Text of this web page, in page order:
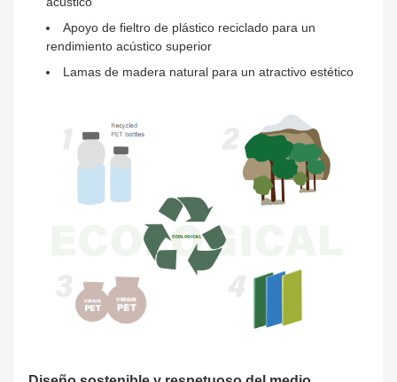
Apoyo de fieltro de plástico reciclado para un
rendimiento acústico superior
Lamas de madera natural para un atractivo estético